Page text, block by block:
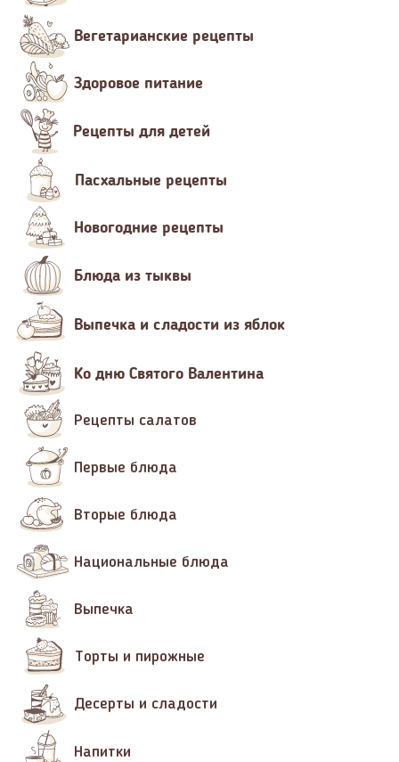
Вегетарианские рецепты
Здоровое питание
Рецепты для детей
Пасхальные рецепты
Новогодние рецепты
Блюда из тыквы
Выпечка и сладости из яблок
Ко дню Святого Валентина
Рецепты салатов
Первые блюда
Вторые блюда
Национальные блюда
Выпечка
Торты и пирожные
Десерты и сладости
Напитки